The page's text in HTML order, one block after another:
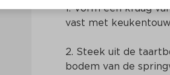
1. Vorm een kraag
vast met
2. Steek uit de
bodem van de